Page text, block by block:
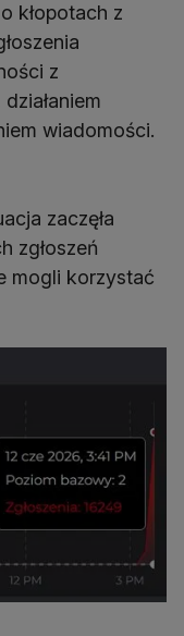
kłopotach z
z
wiadomości.
zaczęła
zgłoszeń
mogli korzystać